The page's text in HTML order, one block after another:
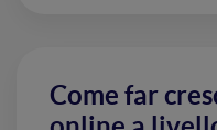
Come far